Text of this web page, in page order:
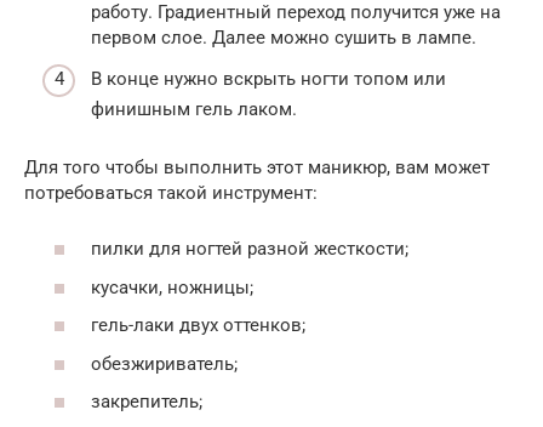
работу. Градиентный переход получится уже на
первом слое. Далее можно сушить в лампе.
В конце нужно вскрыть ногти топом или
финишным гель лаком.
Для того чтобы выполнить этот маникюр, вам может
потребоваться такой инструмент:
пилки для ногтей разной жесткости;
кусачки, ножницы;
гель-лаки двух оттенков;
обезжириватель;
закрепитель;